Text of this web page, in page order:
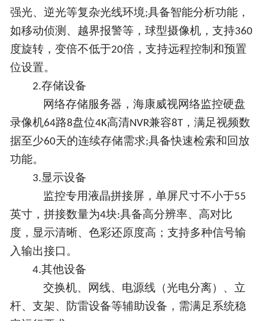
强光、逆光等复杂光线环境;具备智能分析功能，
如移动侦测、越界报警等，球型摄像机，支持360
度旋转，变倍不低于20倍，支持远程控制和预置
位设置。
2.存储设备
网络存储服务器，海康威视网络监控硬盘
录像机64路8盘位4K高清NVR兼容8T ，满足视频数
据至少60天的连续存储需求;具备快速检索和回放
功能。
3.显示设备
监控专用液晶拼接屏，单屏尺寸不小于55
英寸，拼接数量为4块:具备高分辨率、高对比
度，显示清晰、色彩还原度高 ；支持多种信号输
入输出接口。
4.其他设备
交换机、网线、电源线 （光电分离） 、立
杆、支架、防雷设备等辅助设备，需满足系统稳